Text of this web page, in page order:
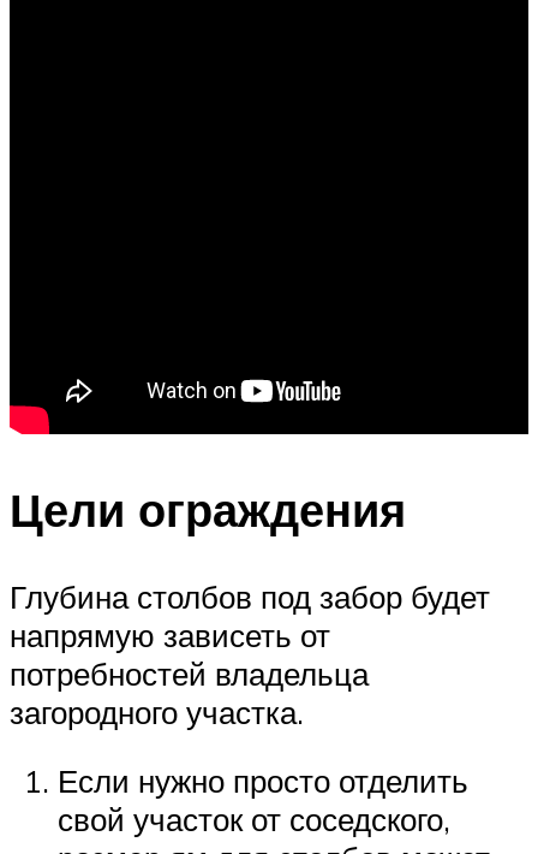
Цели ограждения
Глубина столбов под забор будет
напрямую зависеть от
потребностей владельца
загородного участка.
Если нужно просто отделить
свой участок от соседского,